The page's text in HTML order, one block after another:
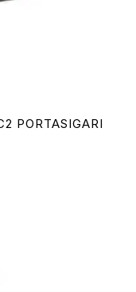
PORTASIGARI